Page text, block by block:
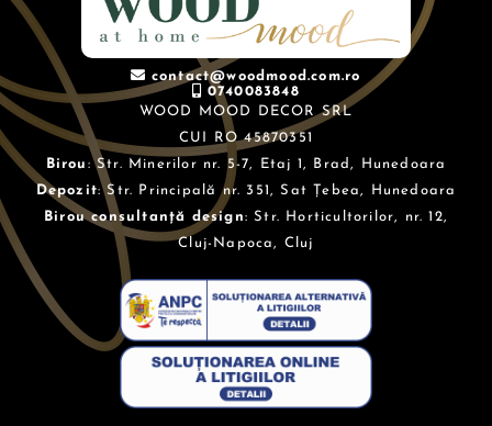
contact@woodmood.com.ro
0740083848
WOOD MOOD DECOR SRL
CUI RO 45870351
Birou : Str. Minerilor nr. 5-7, Etaj 1, Brad, Hunedoara
Depozit: Str. Principală nr. 351, Sat Țebea, Hunedoara
Birou consultanță design: Str. Horticultorilor, nr. 12,
Cluj-Napoca, Cluj